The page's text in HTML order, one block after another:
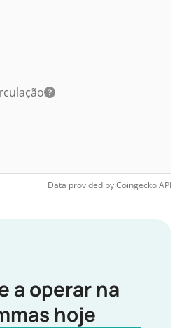
Data provided byCoingeckoAPI
a operar na
hoje